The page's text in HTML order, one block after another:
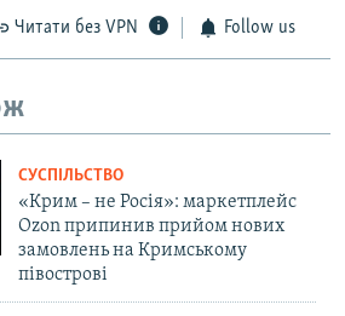
Читати без VPN Follow us
СУСПІЛЬСТВО
«Крим – не Росія»: маркетплейс
Ozon припинив прийом нових
замовлень на Кримському
півострові